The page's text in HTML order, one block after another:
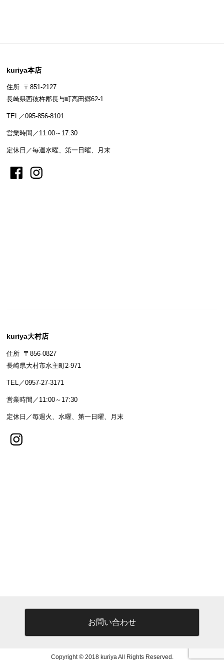
kuriya本店
住所 〒851-2127
長崎県西彼杵郡長与町高田郷62-1
TEL／095-856-8101
営業時間／11:00～17:30
定休日／毎週水曜、第一日曜、月末
kuriya大村店
住所 〒856-0827
長崎県大村市水主町2-971
TEL／0957-27-3171
営業時間／11:00～17:30
定休日／毎週火、水曜、第一日曜、月末
お問い合わせ
Copyright © 2018 kuriya All Rights Reserved.